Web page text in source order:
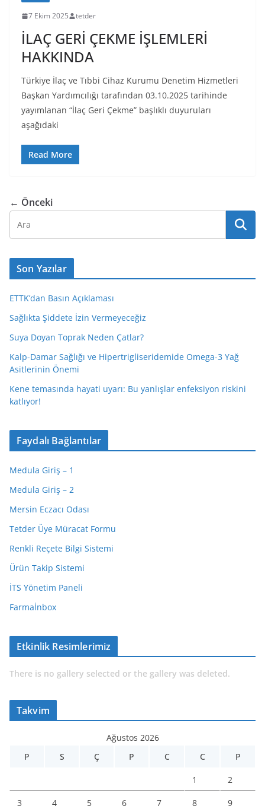
7 Ekim 2025 tetder
İLAÇ GERİ ÇEKME İŞLEMLERİ
HAKKINDA
Türkiye İlaç ve Tıbbi Cihaz Kurumu Denetim Hizmetleri
Başkan Yardımcılığı tarafından 03.10.2025 tarihinde
yayımlanan “İlaç Geri Çekme” başlıklı duyuruları
aşağıdaki
Read More
← Önceki
Son Yazılar
ETTK’dan Basın Açıklaması
Sağlıkta Şiddete İzin Vermeyeceğiz
Suya Doyan Toprak Neden Çatlar?
Kalp-Damar Sağlığı ve Hipertrigliseridemide Omega-3 Yağ
Asitlerinin Önemi
Kene temasında hayati uyarı: Bu yanlışlar enfeksiyon riskini
katlıyor!
Faydalı Bağlantılar
Medula Giriş – 1
Medula Giriş – 2
Mersin Eczacı Odası
Tetder Üye Müracat Formu
Renkli Reçete Bilgi Sistemi
Ürün Takip Sistemi
İTS Yönetim Paneli
Farmaİnbox
Etkinlik Resimlerimiz
There is no gallery selected or the gallery was deleted.
Takvim
Ağustos 2026
P
S Ç P C C P
1 2
3 4 5 6 7 8 9